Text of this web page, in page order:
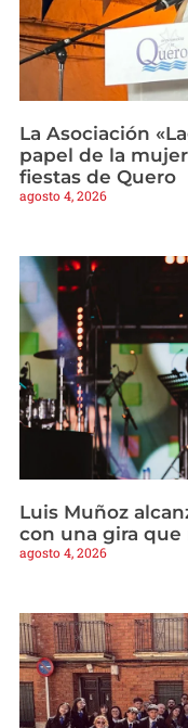
La Asociación
papel de la
fiestas de Quero
agosto 4, 2026
Luis Muñoz
con una gira que
agosto 4, 2026